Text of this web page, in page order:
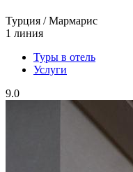
Турция / Мармарис
1 линия
Туры в отель
Услуги
9.0